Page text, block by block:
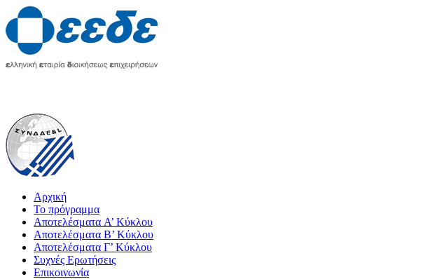
Αρχική
Το πρόγραμμα
Αποτελέσματα A’ Κύκλου
Αποτελέσματα Β’ Κύκλου
Αποτελέσματα Γ’ Κύκλου
Συχνές Ερωτήσεις
Επικοινωνία